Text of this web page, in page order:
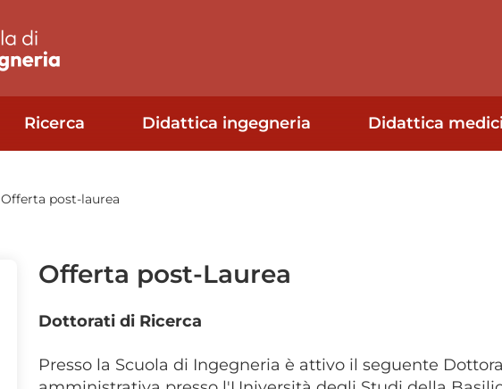
Ricerca Didattica ingegneria Didattica
Offerta post-laurea
Offerta post-Laurea
Dottorati di Ricerca
Presso la Scuola di Ingegneria è attivo il seguente